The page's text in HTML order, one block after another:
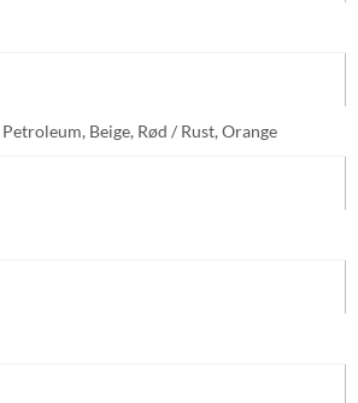
Petroleum, Beige, Rød / Rust,Orange